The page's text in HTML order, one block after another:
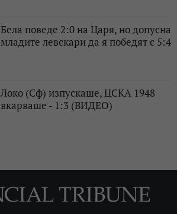
Бела поведе 2:0 на Царя, но допусна
младите левскари да я победят с 5:4
Локо (Сф) изпускаше, ЦСКА 1948
вкарваше - 1:3 (ВИДЕО)